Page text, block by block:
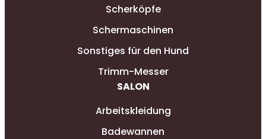
Scherköpfe
Schermaschinen
Sonstiges für den Hund
Trimm-Messer
SALON
Arbeitskleidung
Badewannen